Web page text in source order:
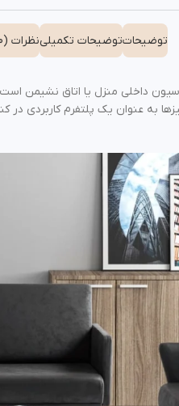
توضیحاتتوضیحات تکمیلینظرات (0)
داخلی منزل یا اتاق نشیمن
به عنوان یک پلتفرم کاربردی در